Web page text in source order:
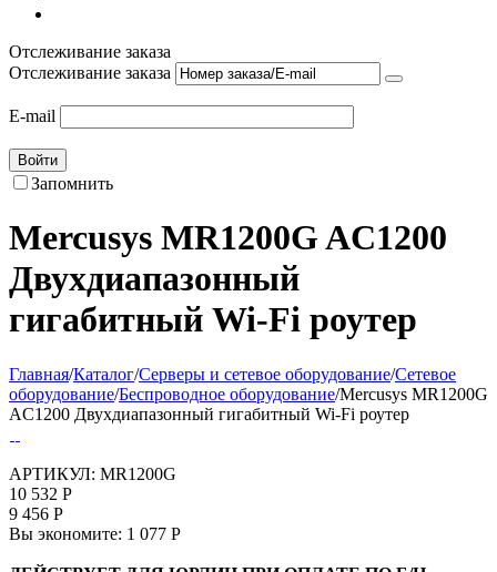
Отслеживание заказа
Отслеживание заказа
E-mail
Войти
Запомнить
Mercusys MR1200G AC1200
Двухдиапазонный
гигабитный Wi-Fi роутер
Главная/Каталог/Серверы и сетевое оборудование/Сетевое
оборудование/Беспроводное оборудование/Mercusys MR1200G
AC1200 Двухдиапазонный гигабитный Wi-Fi роутер
АРТИКУЛ: MR1200G
10 532 Р
9 456 Р
Вы экономите: 1 077 Р